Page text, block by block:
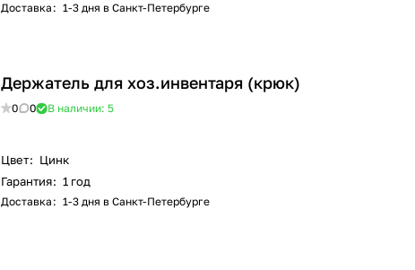
Доставка : 1-3 дня в Санкт-Петербурге
Держатель для хоз.инвентаря (крюк)
0 0 В наличии: 5
Цвет: Цинк
Гарантия: 1 год
Доставка : 1-3 дня в Санкт-Петербурге